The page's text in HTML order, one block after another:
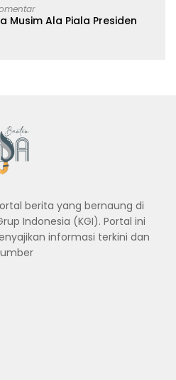
Musim Ala Piala Presiden
berita yang bernaung di
Indonesia (KGI). Portal ini
informasi terkini dan